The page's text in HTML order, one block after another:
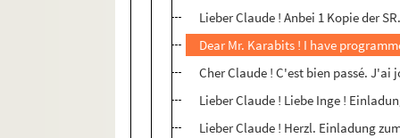
Lieber Claude ! Anbei 1 Kopie der
Dear Mr. Karabits ! I have
Cher Claude ! C'est bien passé. J'ai
Lieber Claude ! Liebe Inge !
Lieber Claude ! Herzl. Einladung